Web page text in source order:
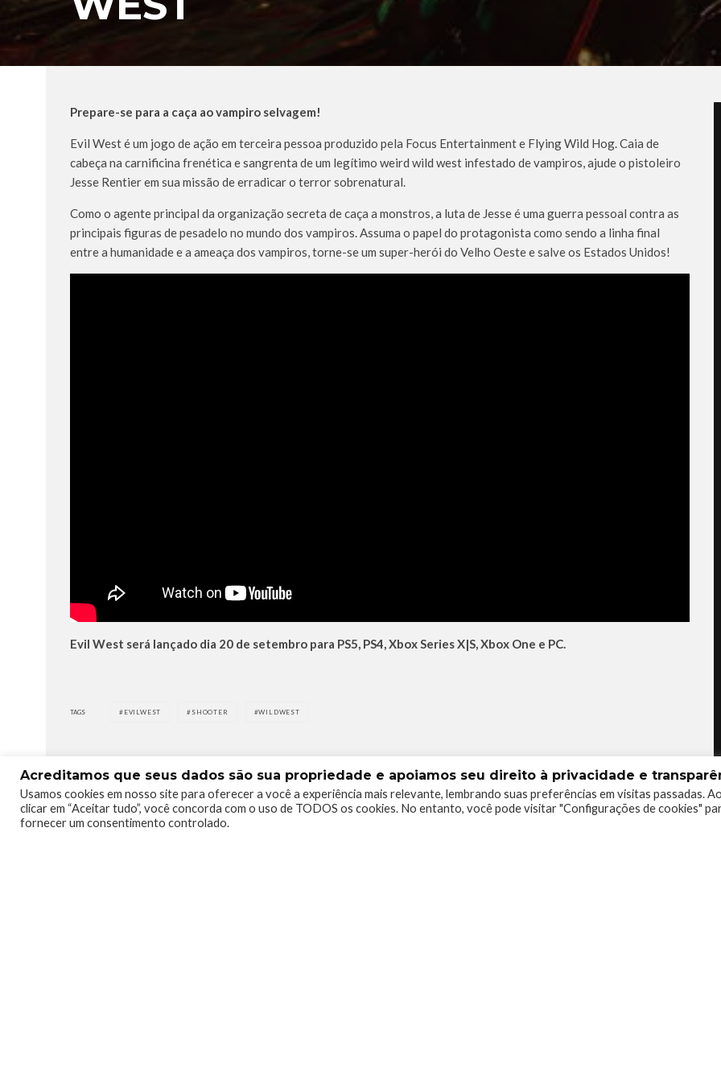
Prepare-se para a caça ao vampiro selvagem!
Evil West é um jogo de ação em terceira pessoa produzido pela Focus Entertainment e Flying Wild Hog. Caia de
cabeça na carnificina frenética e sangrenta de um legítimo weird wild west infestado de vampiros, ajude o pistoleiro
Jesse Rentier em sua missão de erradicar o terror sobrenatural.
Como o agente principal da organização secreta de caça a monstros, a luta de Jesse é uma guerra pessoal contra as
principais figuras de pesadelo no mundo dos vampiros. Assuma o papel do protagonista como sendo a linha final
entre a humanidade e a ameaça dos vampiros, torne-se um super-herói do Velho Oeste e salve os Estados Unidos!
Evil West será lançado dia 20 de setembro para PS5, PS4, Xbox Series X|S, Xbox One e PC.
TAGS EVILWEST SHOOTER WILDWEST
1
Acreditamos que seus dados são sua propriedade e apoiamos seu direito à privacidade e
Usamos cookies em nosso site para oferecer a você a experiência mais relevante, lembrando suas preferências em visitas passadas.
clicar em “Aceitar tudo”, você concorda com o uso de TODOS os cookies. No entanto, você pode visitar "Configurações de cookies"
fornecer um consentimento controlado.